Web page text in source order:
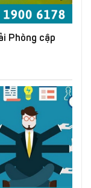
Phòng cập